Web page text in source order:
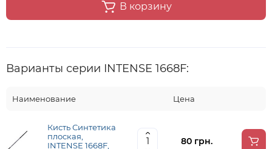
В корзину
Варианты серии INTENSE 1668F:
Наименование Цена
Кисть Синтетика
плоская,
INTENSE 1668F,
80 грн.